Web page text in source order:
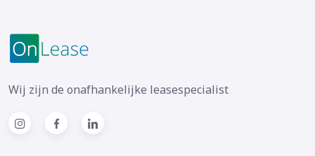
Wij zijn de onafhankelijke leasespecialist